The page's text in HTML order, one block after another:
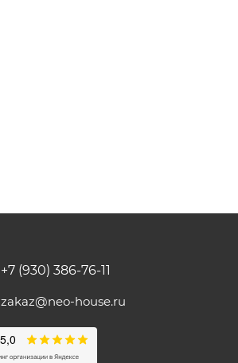
+7 (930) 386-76-11
zakaz@neo-house.ru